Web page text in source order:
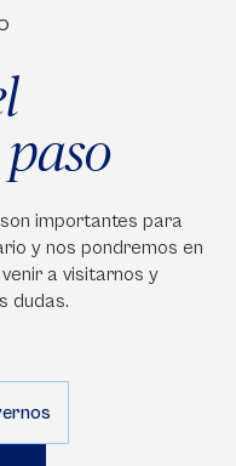
importantes para
y nos pondremos en
a visitarnos y
dudas.